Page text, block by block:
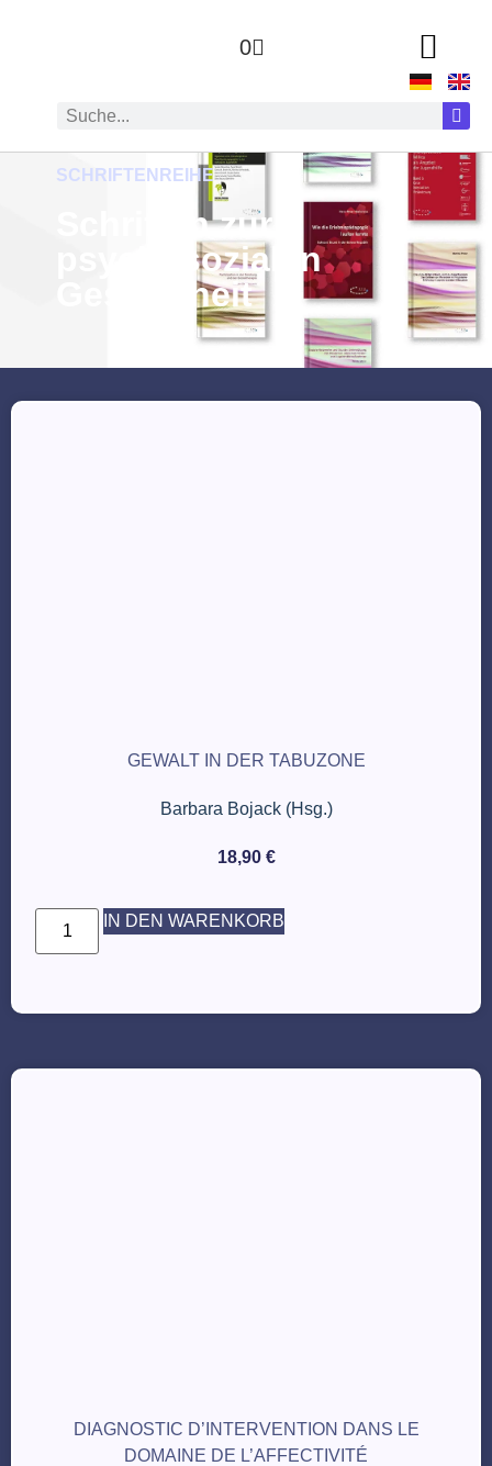
0
SCHRIFTENREIHE
Schriften zur
psychosozialen
Gesundheit
GEWALT IN DER TABUZONE
Barbara Bojack (Hsg.)
18,90 €
IN DEN WARENKORB
DIAGNOSTIC D’INTERVENTION DANS LE
DOMAINE DE L’AFFECTIVITÉ